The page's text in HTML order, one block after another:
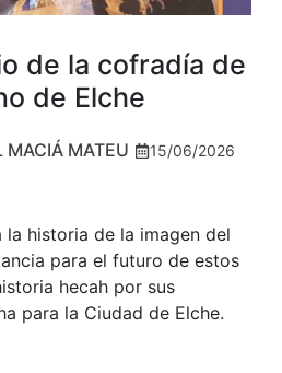
de la cofradía de
de Elche
MACIÁ MATEU 15/06/2026
historia de la imagen del
para el futuro de estos
hecah por sus
para la Ciudad de Elche.